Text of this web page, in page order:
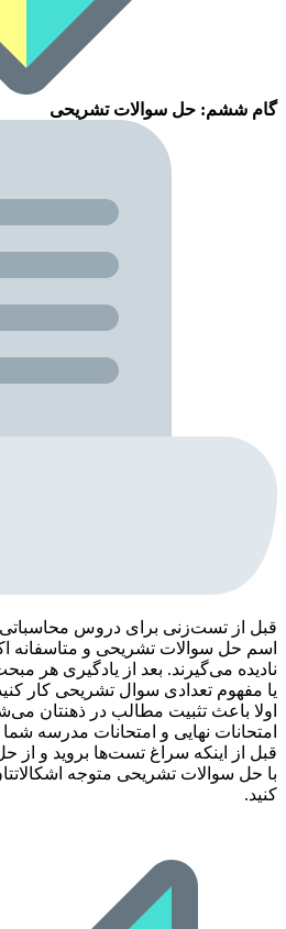
گام ششم: حل سوالات تشریحی
قبل از تست‌زنی برای دروس
اسم حل سوالات تشریحی و متاسفانه
نادیده می‌گیرند. بعد از یادگیری هر
یا مفهوم تعدادی سوال تشریحی کار
اولا باعث تثبیت مطالب در ذهنتان
امتحانات نهایی و امتحانات مدرسه
قبل از اینکه سراغ تست‌ها بروید و از حل
با حل سوالات تشریحی متوجه
کنید.